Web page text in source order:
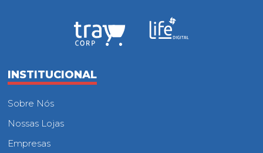
INSTITUCIONAL
Sobre Nós
Nossas Lojas
Empresas